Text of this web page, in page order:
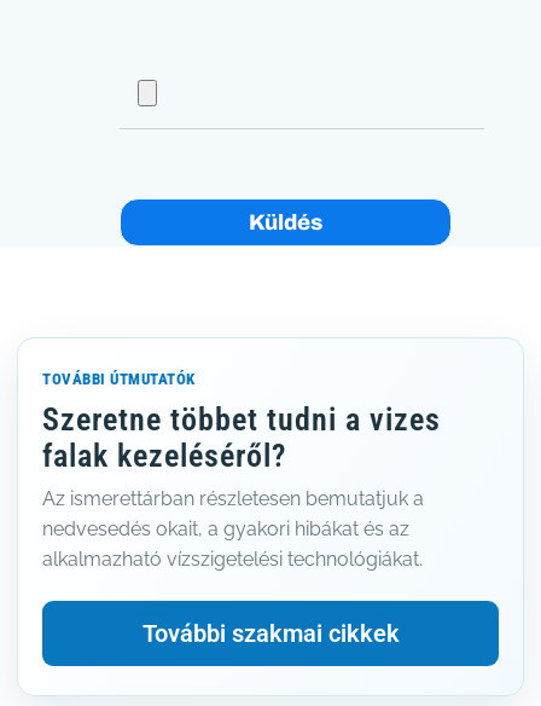
Küldés
TOVÁBBI ÚTMUTATÓK
Szeretne többet tudni a vizes
falak kezeléséről?
Az ismerettárban részletesen bemutatjuk a
nedvesedés okait, a gyakori hibákat és az
alkalmazható vízszigetelési technológiákat.
További szakmai cikkek